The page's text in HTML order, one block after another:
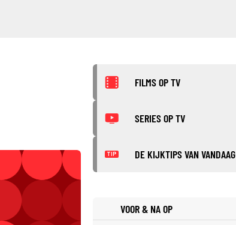
FILMS OP TV
SERIES OP TV
TIP DE KIJKTIPS VAN VANDAAG
VOOR & NA OP